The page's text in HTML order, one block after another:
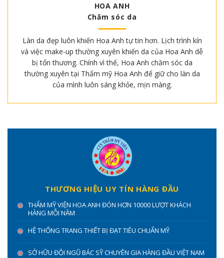
HOA ANH
Chăm sóc da
Làn da đẹp luôn khiến Hoa Anh tự tin hơn. Lịch trình kín
và việc make-up thường xuyên khiến da của Hoa Anh dễ
bị tổn thương. Chính vì thế, Hoa Anh chăm sóc da
thường xuyên tại Thẩm mỹ Hoa Anh để giữ cho làn da
của mình luôn sáng khỏe, mịn màng.
THƯƠNG HIỆU UY TÍN HÀNG ĐẦU
THẨM MỸ VIỆN HOA ANH ĐÓN HƠN 10000 LƯỢT KHÁCH
HÀNG MỖI NĂM
HỆ THỐNG TRANG THIẾT BỊ ĐẠT TIÊU CHUẨN MỸ
SỞ HỮU ĐỘI NGŨ BÁC SỸ CHUYÊN GIA HÀNG ĐẦU VIỆT NAM